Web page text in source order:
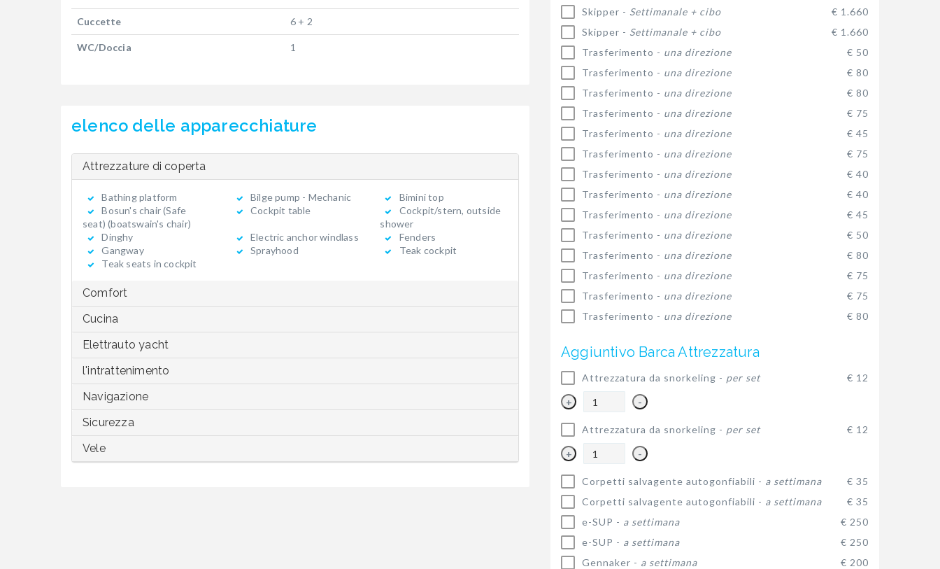
Cuccette 6 + 2
WC/Doccia 1
elenco delle apparecchiature
Attrezzature di coperta
Bathing platform Bilge pump - Mechanic
Bimini top
Bosun's chair (Safe
seat) (boatswain's chair)
Cockpit table
Cockpit/stern, outside
shower
Dinghy
Electric anchor windlass
Fenders
Gangway
Sprayhood
Teak cockpit
Teak seats in cockpit
Comfort
Cucina
Elettrauto yacht
l'intrattenimento
Navigazione
Sicurezza
Vele
Skipper - Settimanale + cibo
€ 1.660
Skipper - Settimanale + cibo
€ 1.660
Trasferimento - una direzione
€ 50
Trasferimento - una direzione
€ 80
Trasferimento - una direzione
€ 80
Trasferimento - una direzione
€ 75
Trasferimento - una direzione
€ 45
Trasferimento - una direzione
€ 75
Trasferimento - una direzione
€ 40
Trasferimento - una direzione
€ 40
Trasferimento - una direzione
€ 45
Trasferimento - una direzione
€ 50
Trasferimento - una direzione
€ 80
Trasferimento - una direzione
€ 75
Trasferimento - una direzione
€ 75
Trasferimento - una direzione € 80
Aggiuntivo Barca Attrezzatura
Attrezzatura da snorkeling - per set € 12
+ -
Attrezzatura da snorkeling - per set € 12
+ -
Corpetti salvagente autogonfiabili - a settimana
€ 35
Corpetti salvagente autogonfiabili - a settimana
€ 35
e-SUP - a settimana
€ 250
e-SUP - a settimana
€ 250
Gennaker - a settimana
€ 200